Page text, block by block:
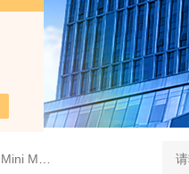
Mini MR standard IKA磁力搅拌器